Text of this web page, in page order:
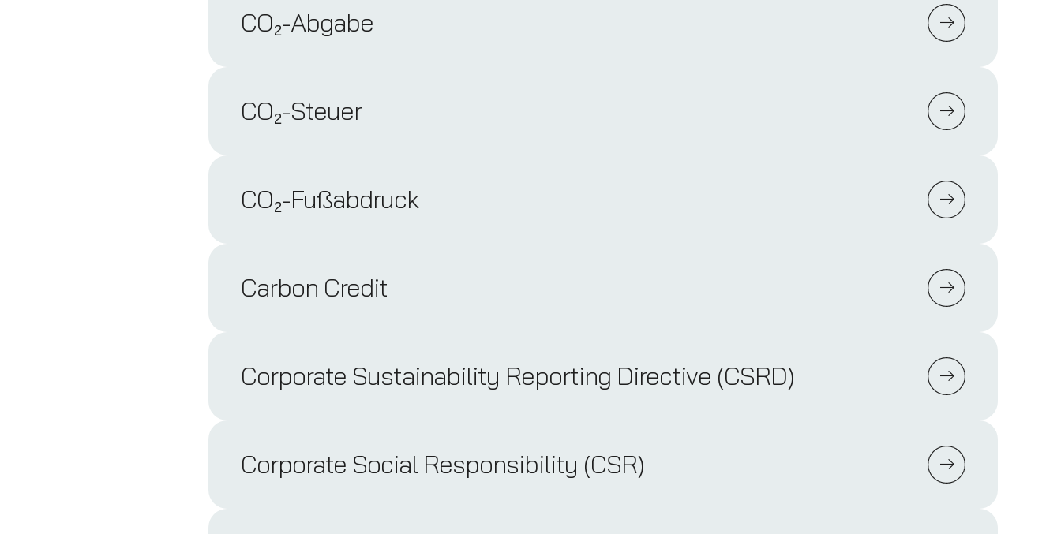
CO₂-Abgabe
CO₂-Steuer
CO₂-Fußabdruck
Carbon Credit
Corporate Sustainability Reporting Directive (CSRD)
Corporate Social Responsibility (CSR)